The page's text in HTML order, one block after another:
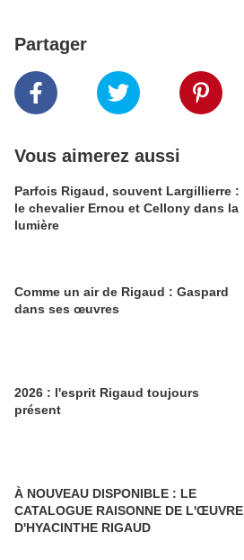
Partager
Vous aimerez aussi
Parfois Rigaud, souvent Largillierre :
le chevalier Ernou et Cellony dans la
lumière
Comme un air de Rigaud : Gaspard
dans ses œuvres
2026 : l'esprit Rigaud toujours
présent
À NOUVEAU DISPONIBLE : LE
CATALOGUE RAISONNE DE L'ŒUVRE
D'HYACINTHE RIGAUD